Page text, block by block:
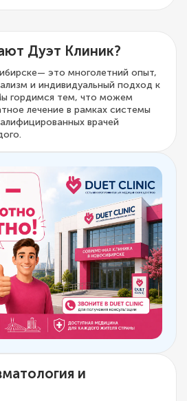
Дуэт Клиник?
это многолетний опыт,
и индивидуальный подход к
гордимся тем, что можем
лечение в рамках системы
врачей
и